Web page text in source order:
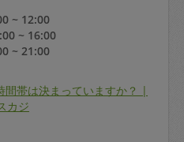
~ 12:00
~ 16:00
~ 21:00
間帯は決まっていますか？ |
カジ